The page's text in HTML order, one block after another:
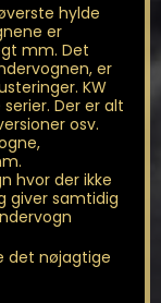
hylde
er
mm. Det
er
KW
Der er alt
osv.
hvor der ikke
giver samtidig
det nøjagtige